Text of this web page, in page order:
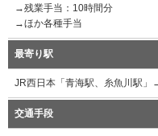
→残業手当：10時間分
→ほか各種手当
最寄り駅
JR西日本「青海駅、糸魚川駅
交通手段